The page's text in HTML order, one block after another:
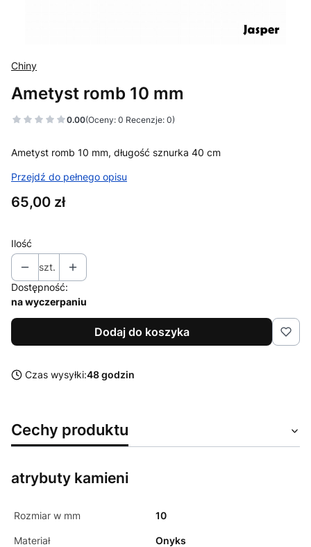
Chiny
Ametyst romb 10 mm
0.00(Oceny: 0 Recenzje: 0)
Ametyst romb 10 mm, długość sznurka 40 cm
Przejdź do pełnego opisu
Cena
65,00 zł
Ilość
szt.
Dostępność:
na wyczerpaniu
Dodaj do koszyka
Czas wysyłki:48 godzin
Cechy produktu
atrybuty kamieni
Rozmiar w mm 10
Materiał Onyks